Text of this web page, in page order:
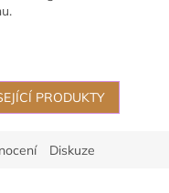
PRODUKTY
Diskuze